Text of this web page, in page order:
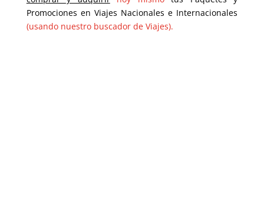
Promociones en Viajes Nacionales e Internacionales
(usando nuestro buscador de Viajes).